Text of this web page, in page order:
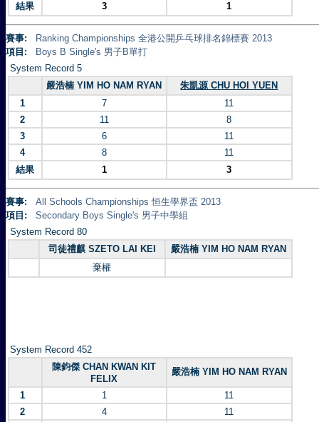
結果
3 1
賽事:
Ranking Championships 全港公開乒乓球排名錦標賽 2013
項目:
Boys B Single's 男子B單打
System Record 5
嚴浩楠 YIM HO NAM RYAN
朱凱源 CHU HOI YUEN
1
7
11
2
11
8
3
6
11
4
8
11
結果
1 3
賽事:
All Schools Championships 恒生學界盃 2013
項目:
Secondary Boys Single's 男子中學組
System Record 80
司徒禮麒 SZETO LAI KEI
嚴浩楠 YIM HO NAM RYAN
棄權
System Record 452
陳鈞傑 CHAN KWAN KIT
FELIX
嚴浩楠 YIM HO NAM RYAN
1 1
11
2
4
11